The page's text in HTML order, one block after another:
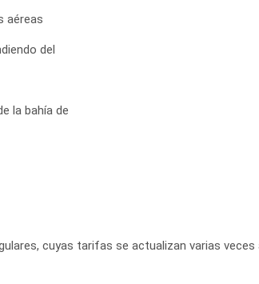
aéreas
del
la bahía de
cuyas tarifas se actualizan varias